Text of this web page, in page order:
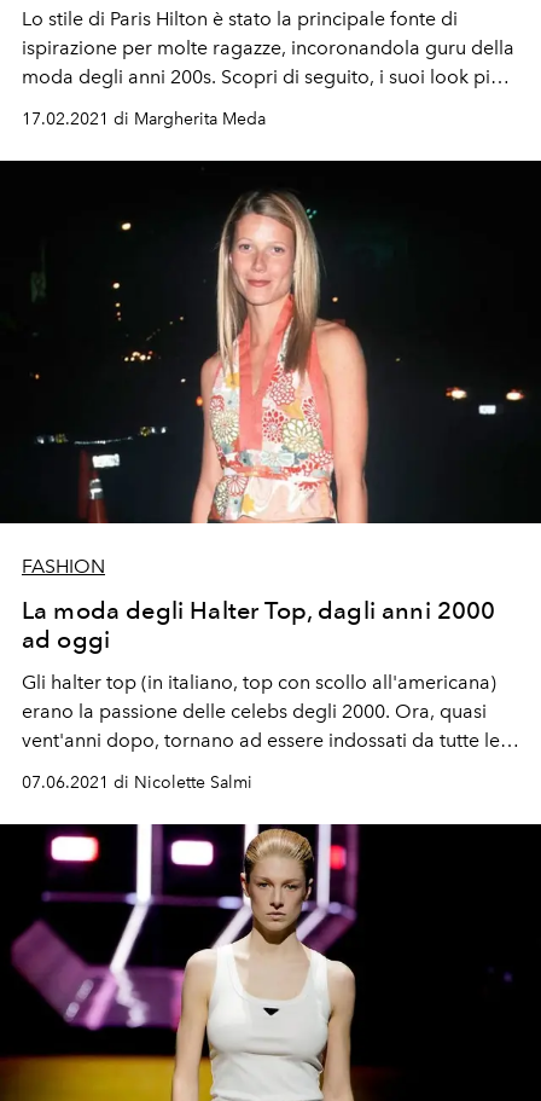
Lo stile di Paris Hilton è stato la principale fonte di
ispirazione per molte ragazze, incoronandola guru della
moda degli anni 200s. Scopri di seguito, i suoi look più
vita bassa e le mini gonne
17.02.2021 di Margherita Meda
FASHION
La moda degli Halter Top, dagli anni 2000
ad oggi
Gli halter top (in italiano, top con scollo all'americana)
erano la passione delle celebs degli 2000. Ora, quasi
vent'anni dopo, tornano ad essere indossati da tutte le
07.06.2021 di Nicolette Salmi